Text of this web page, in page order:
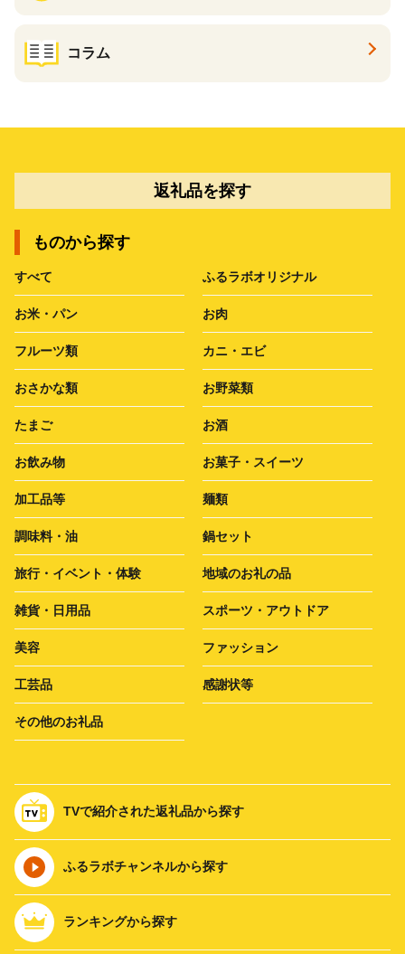
コラム
返礼品を探す
ものから探す
すべて ふるラボオリジナル
お米・パン お肉
フルーツ類 カニ・エビ
おさかな類 お野菜類
たまご お酒
お飲み物 お菓子・スイーツ
加工品等 麺類
調味料・油 鍋セット
旅行・イベント・体験 地域のお礼の品
雑貨・日用品 スポーツ・アウトドア
美容 ファッション
工芸品 感謝状等
その他のお礼品
TVで紹介された返礼品から探す
ふるラボチャンネルから探す
ランキングから探す